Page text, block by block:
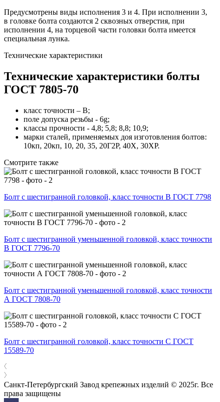
Предусмотрены виды исполнения 3 и 4. При исполнении 3,
в головке болта создаются 2 сквозных отверстия, при
исполнении 4, на торцевой части головки болта имеется
специальная лунка.
Технические характеристики
Технические характеристики болты
ГОСТ 7805-70
класс точности – B;
поле допуска резьбы - 6g;
классы прочности - 4,8; 5,8; 8,8; 10,9;
марки сталей, применяемых доя изготовления болтов:
10кп, 20кп, 10, 20, 35, 20Г2Р, 40Х, 30ХР.
Смотрите также
Болт с шестигранной головкой, класс точности В ГОСТ 7798
Болт с шестигранной уменьшенной головкой, класс точности
В ГОСТ 7796-70
Болт с шестигранной уменьшенной головкой, класс точности
А ГОСТ 7808-70
Болт с шестигранной головкой, класс точности С ГОСТ
15589-70
Санкт-Петербургский Завод крепежных изделий © 2025г. Все
права защищены